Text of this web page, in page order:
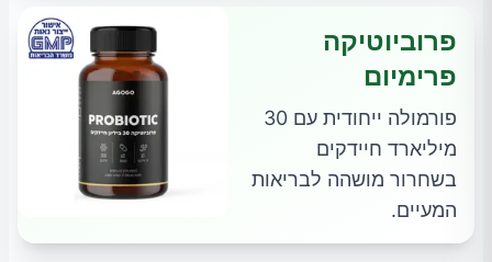
פרוביוטיקה
פרימיום
פורמולה ייחודית עם 30
מיליארד חיידקים
בשחרור מושהה לבריאות
המעיים.